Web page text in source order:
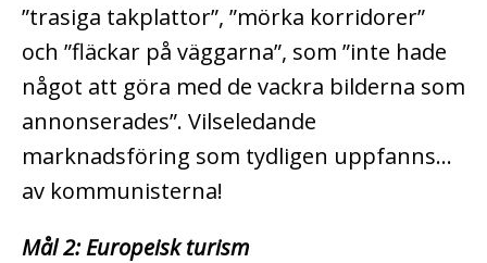
”trasiga takplattor”, ”mörka korridorer”
och ”fläckar på väggarna”, som ”inte hade
något att göra med de vackra bilderna som
annonserades”. Vilseledande
marknadsföring som tydligen uppfanns…
av kommunisterna!
Mål 2: Europeisk turism